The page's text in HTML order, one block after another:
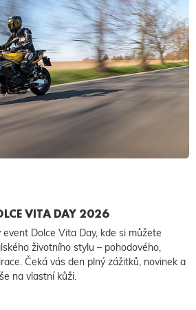
VITA DAY 2026
Dolce Vita Day, kde si můžete
životního stylu – pohodového,
Čeká vás den plný zážitků, novinek a
na vlastní kůži.